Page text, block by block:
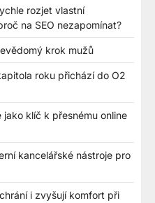
rozjet vlastní
na SEO nezapomínat?
krok mužů
roku přichází do O2
jako klíč k přesnému online
kancelářské nástroje pro
i zvyšují komfort při